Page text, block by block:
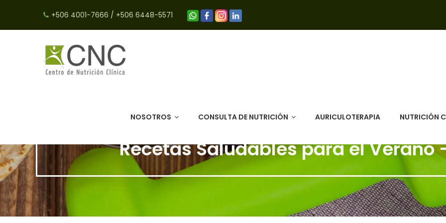
+506 4001-7666 / +506 6448-5571
NOSOTROS CONSULTA DE NUTRICIÓN AURICULOTERAPIA NUTRICIÓN
Recetas Saludables para el Verano